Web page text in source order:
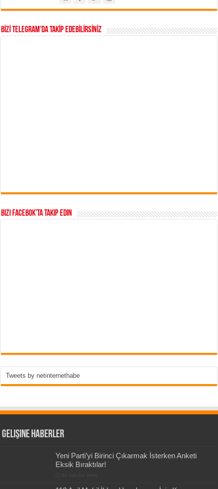
BİZİ TELEGRAM’DA TAKİP EDEBİLİRSİNİZ
Bizi Facebok’ta takip edin
Tweets by netinternethabe
Gelişine Haberler
Yeni Parti’yi Birinci Çıkarmak İsterken Anketi
Eksik Bıraktılar!